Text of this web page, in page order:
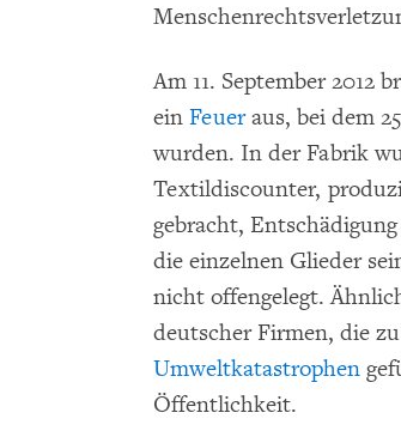
Am 11. September 2012
ein Feueraus, bei dem
wurden. In der Fabrik
Textildiscounter,
gebracht,
die einzelnen Glieder
nicht offengelegt.
deutscher Firmen, die zu
Umweltkatastrophen
Öffentlichkeit.